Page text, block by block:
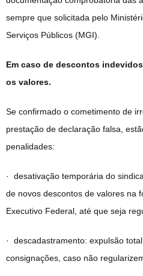
sempre que solicitada pelo
Serviços Públicos (MGI).
Em caso de descontos
os valores.
Se confirmado o cometimento de
prestação de declaração falsa,
penalidades:
· desativação temporária do
de novos descontos de valores na
Executivo Federal, até que seja
· descadastramento: expulsão
consignações, caso não